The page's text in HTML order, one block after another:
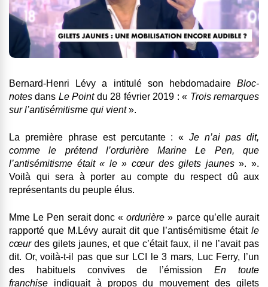
Bernard-Henri Lévy a intitulé son hebdomadaire Bloc-
notesdans Le Point du 28 février 2019 : « Trois remarques
sur l’antisémitisme qui vient».
La première phrase est percutante : «Je n’ai pas dit,
comme le prétend l’ordurière Marine Le Pen, que
l’antisémitisme était « le » cœur des gilets jaunes». ».
Voilà qui sera à porter au compte du respect dû aux
représentants du peuple élus.
Mme Le Pen serait donc « ordurière » parce qu’elle aurait
rapporté que M.Lévy aurait dit que l’antisémitisme était le
cœur des gilets jaunes, et que c’était faux, il ne l’avait pas
dit. Or, voilà-t-il pas que sur LCI le 3 mars, Luc Ferry, l’un
des habituels convives de l’émissionEn toute
franchise indiquait à propos du mouvement des gilets